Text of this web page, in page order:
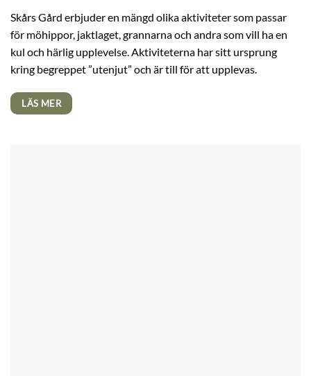
Skårs Gård erbjuder en mängd olika aktiviteter som passar
för möhippor, jaktlaget, grannarna och andra som vill ha en
kul och härlig upplevelse. Aktiviteterna har sitt ursprung
kring begreppet ”utenjut” och är till för att upplevas.
LÄS MER